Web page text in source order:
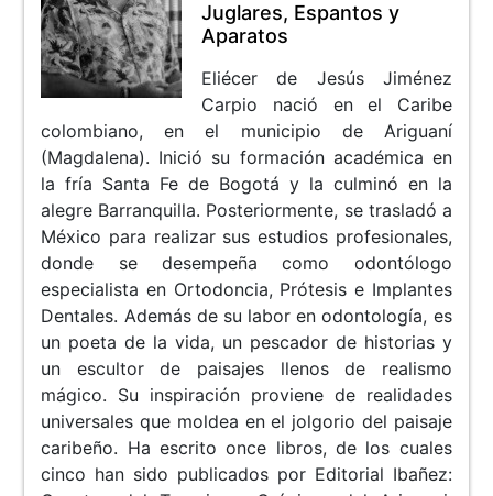
Juglares, Espantos y
Aparatos
Eliécer de Jesús Jiménez
Carpio nació en el Caribe
colombiano, en el municipio de Ariguaní
(Magdalena). Inició su formación académica en
la fría Santa Fe de Bogotá y la culminó en la
alegre Barranquilla. Posteriormente, se trasladó a
México para realizar sus estudios profesionales,
donde se desempeña como odontólogo
especialista en Ortodoncia, Prótesis e Implantes
Dentales. Además de su labor en odontología, es
un poeta de la vida, un pescador de historias y
un escultor de paisajes llenos de realismo
mágico. Su inspiración proviene de realidades
universales que moldea en el jolgorio del paisaje
caribeño. Ha escrito once libros, de los cuales
cinco han sido publicados por Editorial Ibañez: